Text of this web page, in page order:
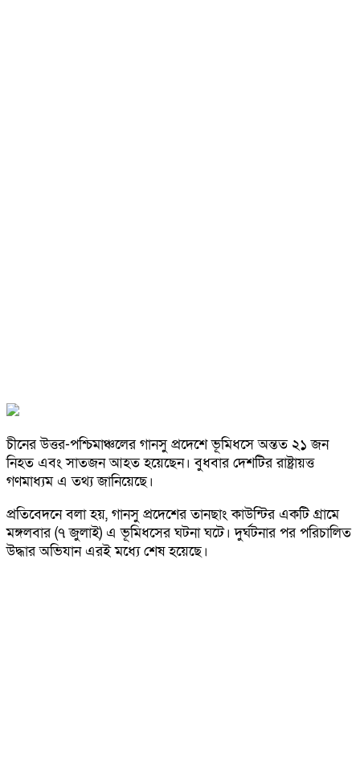
চীনের উত্তর-পশ্চিমাঞ্চলের গানসু প্রদেশে ভূমিধসে অন্তত ২১ জন
নিহত এবং সাতজন আহত হয়েছেন। বুধবার দেশটির রাষ্ট্রায়ত্ত
গণমাধ্যম এ তথ্য জানিয়েছে।
প্রতিবেদনে বলা হয়, গানসু প্রদেশের তানছাং কাউন্টির একটি গ্রামে
মঙ্গলবার (৭ জুলাই) এ ভূমিধসের ঘটনা ঘটে। দুর্ঘটনার পর পরিচালিত
উদ্ধার অভিযান এরই মধ্যে শেষ হয়েছে।